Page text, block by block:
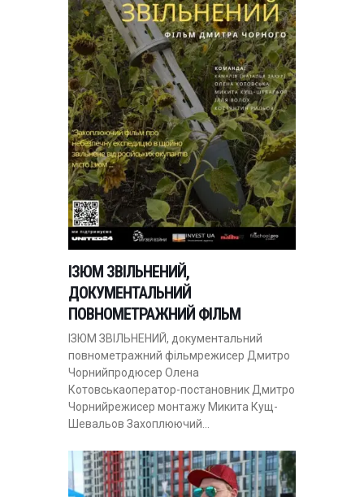
ІЗЮМ ЗВІЛЬНЕНИЙ,
ДОКУМЕНТАЛЬНИЙ
ПОВНОМЕТРАЖНИЙ ФІЛЬМ
ІЗЮМ ЗВІЛЬНЕНИЙ, документальний
повнометражний фільмрежисер Дмитро
Чорнийпродюсер Олена
Котовськаоператор-постановник Дмитро
Чорнийрежисер монтажу Микита Кущ-
Шевальов Захоплюючий…